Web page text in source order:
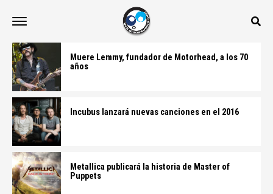
Muere Lemmy, fundador de Motorhead, a los 70
años
Incubus lanzará nuevas canciones en el 2016
Metallica publicará la historia de Master of
Puppets